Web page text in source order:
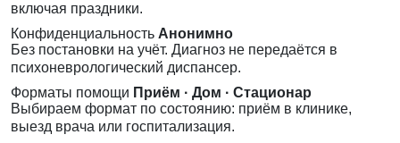
включая праздники.
Конфиденциальность Анонимно
Без постановки на учёт. Диагноз не передаётся в
психоневрологический диспансер.
Форматы помощи Приём · Дом · Стационар
Выбираем формат по состоянию: приём в клинике,
выезд врача или госпитализация.